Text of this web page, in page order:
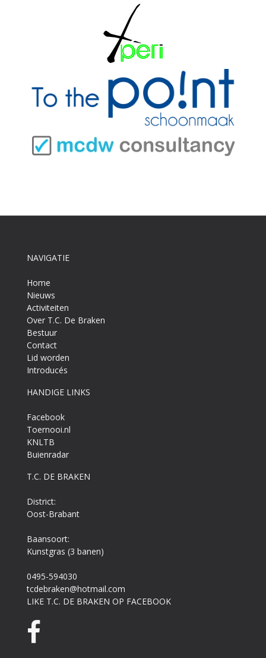
NAVIGATIE
Home
Nieuws
Activiteiten
Over T.C. De Braken
Bestuur
Contact
Lid worden
Introducés
HANDIGE LINKS
Facebook
Toernooi.nl
KNLTB
Buienradar
T.C. DE BRAKEN
District:
Oost-Brabant
Baansoort:
Kunstgras (3 banen)
0495-594030
tcdebraken@hotmail.com
LIKE T.C. DE BRAKEN OP FACEBOOK